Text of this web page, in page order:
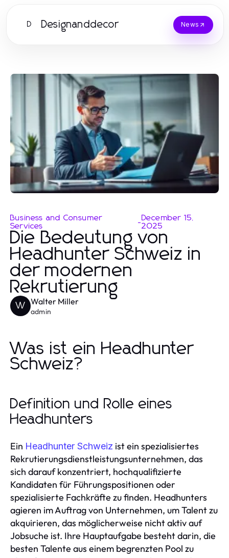
D Designanddecor News
Business and Consumer
Services
-December 15,
2025
Die Bedeutung von
Headhunter Schweiz in
der modernen
Rekrutierung
W Walter Miller
admin
Was ist ein Headhunter
Schweiz?
Definition und Rolle eines
Headhunters
Ein Headhunter Schweiz ist ein spezialisiertes
Rekrutierungsdienstleistungsunternehmen, das
sich darauf konzentriert, hochqualifizierte
Kandidaten für Führungspositionen oder
spezialisierte Fachkräfte zu finden. Headhunters
agieren im Auftrag von Unternehmen, um Talent zu
akquirieren, das möglicherweise nicht aktiv auf
Jobsuche ist. Ihre Hauptaufgabe besteht darin, die
besten Talente aus einem begrenzten Pool zu